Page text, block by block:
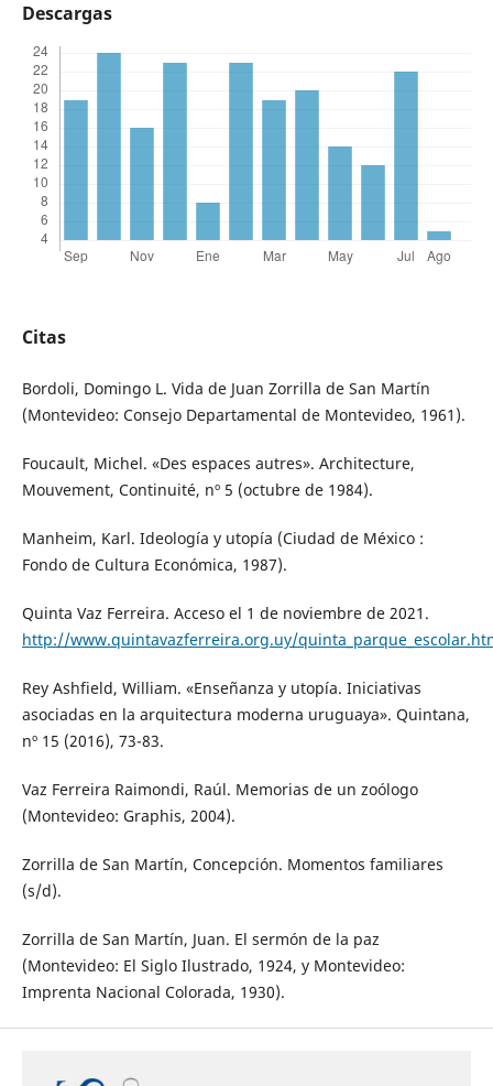
Descargas
Citas
Bordoli, Domingo L. Vida de Juan Zorrilla de San Martín
(Montevideo: Consejo Departamental de Montevideo, 1961).
Foucault, Michel. «Des espaces autres». Architecture,
Mouvement, Continuité, nº 5 (octubre de 1984).
Manheim, Karl. Ideología y utopía (Ciudad de México :
Fondo de Cultura Económica, 1987).
Quinta Vaz Ferreira. Acceso el 1 de noviembre de 2021.
http://www.quintavazferreira.org.uy/
Rey Ashfield, William. «Enseñanza y utopía. Iniciativas
asociadas en la arquitectura moderna uruguaya». Quintana,
nº 15 (2016), 73-83.
Vaz Ferreira Raimondi, Raúl. Memorias de un zoólogo
(Montevideo: Graphis, 2004).
Zorrilla de San Martín, Concepción. Momentos familiares
(s/d).
Zorrilla de San Martín, Juan. El sermón de la paz
(Montevideo: El Siglo Ilustrado, 1924, y Montevideo:
Imprenta Nacional Colorada, 1930).